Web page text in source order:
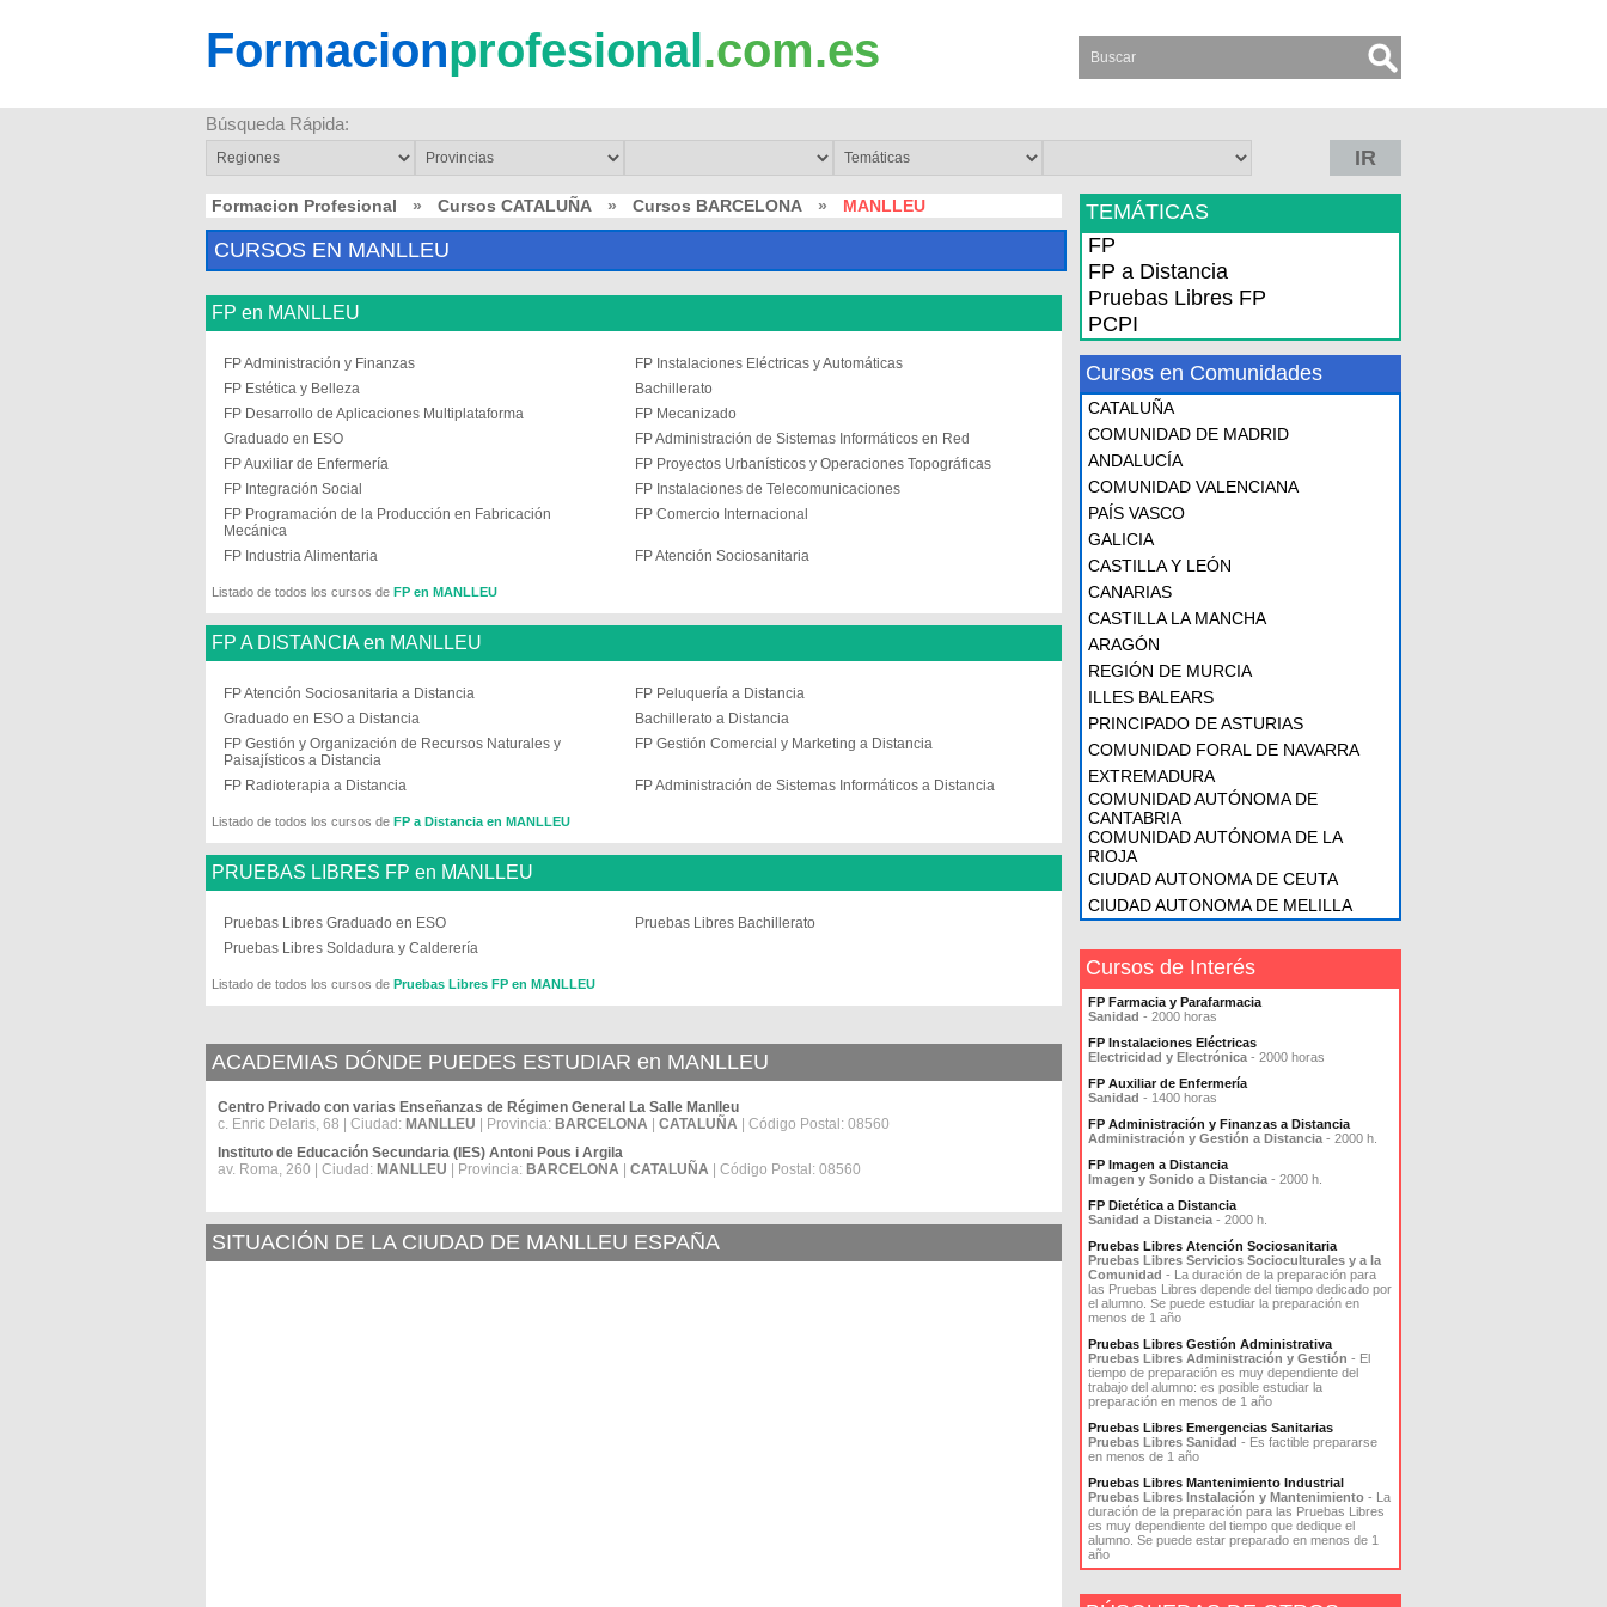
Formacionprofesional.com.es
Búsqueda Rápida:
IR
Formacion Profesional » Cursos CATALUÑA » Cursos BARCELONA » MANLLEU
CURSOS EN MANLLEU
FP en MANLLEU
FP Administración y Finanzas
FP Instalaciones Eléctricas y Automáticas
FP Estética y Belleza
Bachillerato
FP Desarrollo de Aplicaciones Multiplataforma
FP Mecanizado
Graduado en ESO
FP Administración de Sistemas Informáticos en Red
FP Auxiliar de Enfermería
FP Proyectos Urbanísticos y Operaciones Topográficas
FP Integración Social
FP Instalaciones de Telecomunicaciones
FP Programación de la Producción en Fabricación
Mecánica
FP Comercio Internacional
FP Industria Alimentaria FP Atención Sociosanitaria
Listado de todos los cursos de FP en MANLLEU
FP A DISTANCIA en MANLLEU
FP Atención Sociosanitaria a Distancia
FP Peluquería a Distancia
Graduado en ESO a Distancia
Bachillerato a Distancia
FP Gestión y Organización de Recursos Naturales y
Paisajísticos a Distancia
FP Gestión Comercial y Marketing a Distancia
FP Radioterapia a Distancia FP Administración de Sistemas Informáticos a Distancia
Listado de todos los cursos de FP a Distancia en MANLLEU
PRUEBAS LIBRES FP en MANLLEU
Pruebas Libres Graduado en ESO
Pruebas Libres Bachillerato
Pruebas Libres Soldadura y Calderería
Listado de todos los cursos de Pruebas Libres FP en MANLLEU
ACADEMIAS DÓNDE PUEDES ESTUDIAR en MANLLEU
Centro Privado con varias Enseñanzas de Régimen General La Salle Manlleu
c. Enric Delaris, 68 | Ciudad: MANLLEU | Provincia: BARCELONA CATALUÑA | Código Postal: 08560
Instituto de Educación Secundaria (IES) Antoni Pous i Argila
av. Roma, 260 | Ciudad: MANLLEU | Provincia: BARCELONA CATALUÑA | Código Postal: 08560
SITUACIÓN DE LA CIUDAD DE MANLLEU ESPAÑA
TEMÁTICAS
FP
FP a Distancia
Pruebas Libres FP
PCPI
Cursos en Comunidades
CATALUÑA
COMUNIDAD DE MADRID
ANDALUCÍA
COMUNIDAD VALENCIANA
PAÍS VASCO
GALICIA
CASTILLA Y LEÓN
CANARIAS
CASTILLA LA MANCHA
ARAGÓN
REGIÓN DE MURCIA
ILLES BALEARS
PRINCIPADO DE ASTURIAS
COMUNIDAD FORAL DE NAVARRA
EXTREMADURA
COMUNIDAD AUTÓNOMA DE
CANTABRIA
COMUNIDAD AUTÓNOMA DE LA
RIOJA
CIUDAD AUTONOMA DE CEUTA
CIUDAD AUTONOMA DE MELILLA
Cursos de Interés
FP Farmacia y Parafarmacia
Sanidad - 2000 horas
FP Instalaciones Eléctricas
Electricidad y Electrónica - 2000 horas
FP Auxiliar de Enfermería
Sanidad - 1400 horas
FP Administración y Finanzas a Distancia
Administración y Gestión a Distancia - 2000 h.
FP Imagen a Distancia
Imagen y Sonido a Distancia - 2000 h.
FP Dietética a Distancia
Sanidad a Distancia - 2000 h.
Pruebas Libres Atención Sociosanitaria
Pruebas Libres Servicios Socioculturales y a la
Comunidad - La duración de la preparación para
las Pruebas Libres depende del tiempo dedicado por
el alumno. Se puede estudiar la preparación en
menos de 1 año
Pruebas Libres Gestión Administrativa
Pruebas Libres Administración y Gestión - El
tiempo de preparación es muy dependiente del
trabajo del alumno: es posible estudiar la
preparación en menos de 1 año
Pruebas Libres Emergencias Sanitarias
Pruebas Libres Sanidad - Es factible prepararse
en menos de 1 año
Pruebas Libres Mantenimiento Industrial
Pruebas Libres Instalación y Mantenimiento - La
duración de la preparación para las Pruebas Libres
es muy dependiente del tiempo que dedique el
alumno. Se puede estar preparado en menos de 1
año